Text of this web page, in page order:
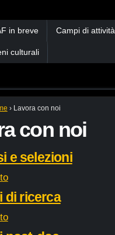
in breve Campi di attività
culturali
› Lavora con noi
con noi
e selezioni
di ricerca